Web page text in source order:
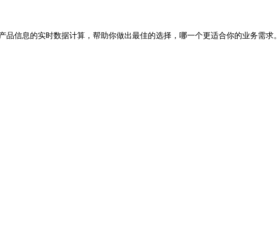
信息的实时数据计算，帮助你做出最佳的选择，哪一个更适合你的业务需求。